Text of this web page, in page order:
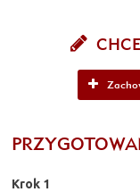
Krok 1